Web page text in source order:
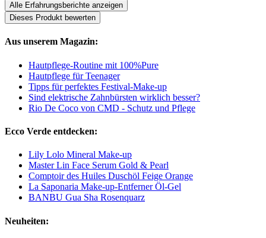
Alle Erfahrungsberichte anzeigen
Dieses Produkt bewerten
Aus unserem Magazin:
Hautpflege-Routine mit 100%Pure
Hautpflege für Teenager
Tipps für perfektes Festival-Make-up
Sind elektrische Zahnbürsten wirklich besser?
Rio De Coco von CMD - Schutz und Pflege
Ecco Verde entdecken:
Lily Lolo Mineral Make-up
Master Lin Face Serum Gold & Pearl
Comptoir des Huiles Duschöl Feige Orange
La Saponaria Make-up-Entferner Öl-Gel
BANBU Gua Sha Rosenquarz
Neuheiten: